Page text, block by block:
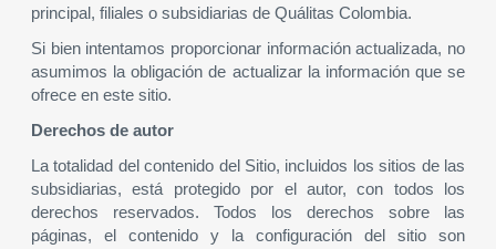
principal, filiales o subsidiarias de Quálitas Colombia.
Si bien intentamos proporcionar información actualizada, no
asumimos la obligación de actualizar la información que se
ofrece en este sitio.
Derechos de autor
La totalidad del contenido del Sitio, incluidos los sitios de las
subsidiarias, está protegido por el autor, con todos los
derechos reservados. Todos los derechos sobre las
páginas, el contenido y la configuración del sitio son